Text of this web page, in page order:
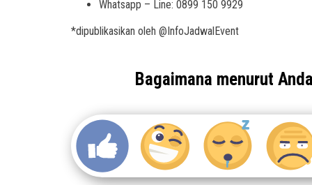
Whatsapp – Line: 0899 150 9929
*dipublikasikan oleh @InfoJadwalEvent
Bagaimana menurut